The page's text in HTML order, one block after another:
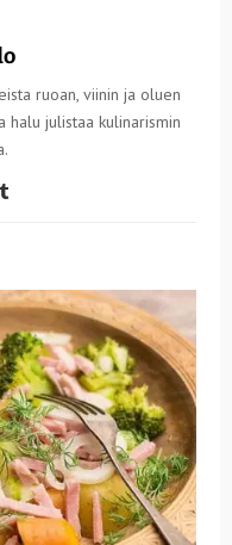
ruoan, viinin ja oluen
halu julistaa kulinarismin